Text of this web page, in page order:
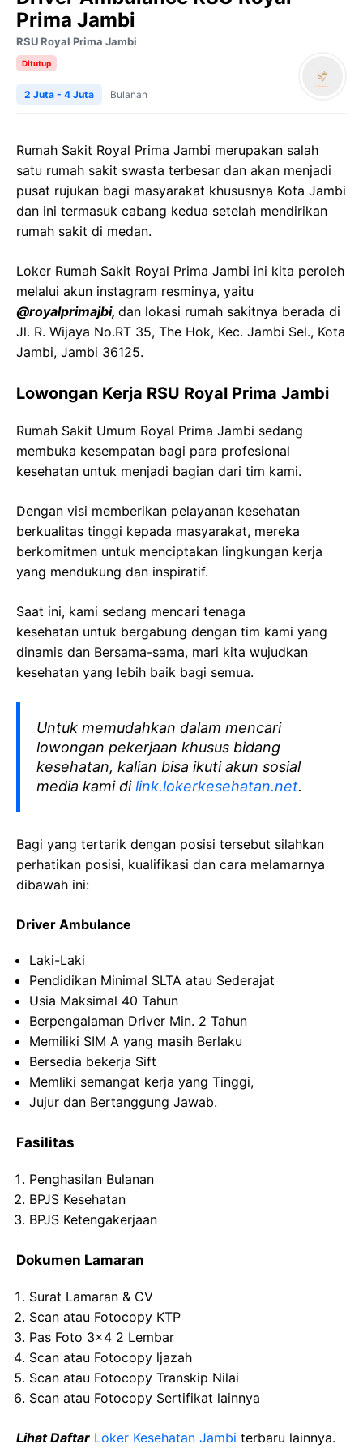
Prima Jambi
RSU Royal Prima Jambi
Ditutup
2 Juta - 4 Juta Bulanan
Rumah Sakit Royal Prima Jambi merupakan salah
satu rumah sakit swasta terbesar dan akan menjadi
pusat rujukan bagi masyarakat khususnya Kota Jambi
dan ini termasuk cabang kedua setelah mendirikan
rumah sakit di medan.
Loker Rumah Sakit Royal Prima Jambi ini kita peroleh
melalui akun instagram resminya, yaitu
@royalprimajbi, dan lokasi rumah sakitnya berada di
Jl. R. Wijaya No.RT 35, The Hok, Kec. Jambi Sel., Kota
Jambi, Jambi 36125.
Lowongan Kerja RSU Royal Prima Jambi
Rumah Sakit Umum Royal Prima Jambi sedang
membuka kesempatan bagi para profesional
kesehatan untuk menjadi bagian dari tim kami.
Dengan visi memberikan pelayanan kesehatan
berkualitas tinggi kepada masyarakat, mereka
berkomitmen untuk menciptakan lingkungan kerja
yang mendukung dan inspiratif.
Saat ini, kami sedang mencari tenaga
kesehatan untuk bergabung dengan tim kami yang
dinamis dan Bersama-sama, mari kita wujudkan
kesehatan yang lebih baik bagi semua.
Untuk memudahkan dalam mencari
lowongan pekerjaan khusus bidang
kesehatan, kalian bisa ikuti akun sosial
media kami dilink.lokerkesehatan.net.
Bagi yang tertarik dengan posisi tersebut silahkan
perhatikan posisi, kualifikasi dan cara melamarnya
dibawah ini:
Driver Ambulance
Laki-Laki
Pendidikan Minimal SLTA atau Sederajat
Usia Maksimal 40 Tahun
Berpengalaman Driver Min. 2 Tahun
Memiliki SIM A yang masih Berlaku
Bersedia bekerja Sift
Memliki semangat kerja yang Tinggi,
Jujur dan Bertanggung Jawab.
Fasilitas
Penghasilan Bulanan
BPJS Kesehatan
BPJS Ketengakerjaan
Dokumen Lamaran
Surat Lamaran & CV
Scan atau Fotocopy KTP
Pas Foto 3×4 2 Lembar
Scan atau Fotocopy ljazah
Scan atau Fotocopy Transkip Nilai
Scan atau Fotocopy Sertifikat lainnya
Lihat Daftar Loker Kesehatan Jambi terbaru lainnya.